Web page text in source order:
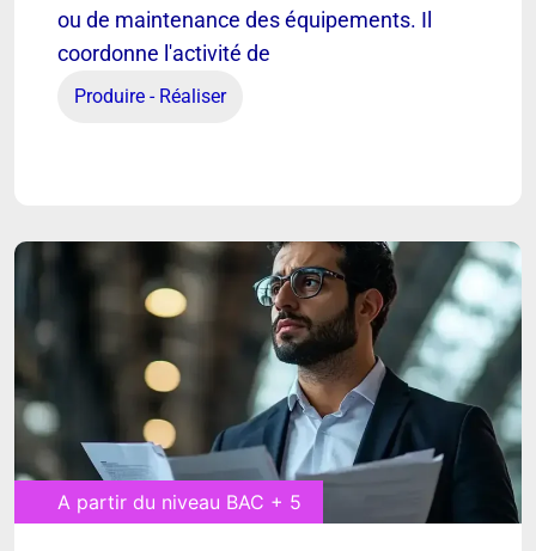
ou de maintenance des équipements. Il
coordonne l'activité de
Produire - Réaliser
Chef(fe) d’équipe
A partir du niveau BAC + 5